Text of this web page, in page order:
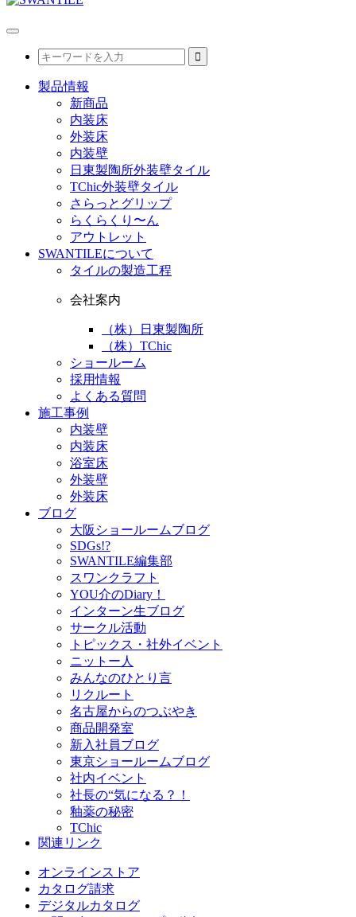
製品情報
新商品
内装床
外装床
内装壁
日東製陶所外装壁タイル
TChic外装壁タイル
さらっとグリップ
らくらくり〜ん
アウトレット
SWANTILEについて
タイルの製造工程
会社案内
（株）日東製陶所
（株）TChic
ショールーム
採用情報
よくある質問
施工事例
内装壁
内装床
浴室床
外装壁
外装床
ブログ
大阪ショールームブログ
SDGs!?
SWANTILE編集部
スワンクラフト
YOU介のDiary！
インターン生ブログ
サークル活動
トピックス・社外イベント
ニットー人
みんなのひとり言
リクルート
名古屋からのつぶやき
商品開発室
新入社員ブログ
東京ショールームブログ
社内イベント
社長の“気になる？！
釉薬の秘密
TChic
関連リンク
オンラインストア
カタログ請求
デジタルカタログ